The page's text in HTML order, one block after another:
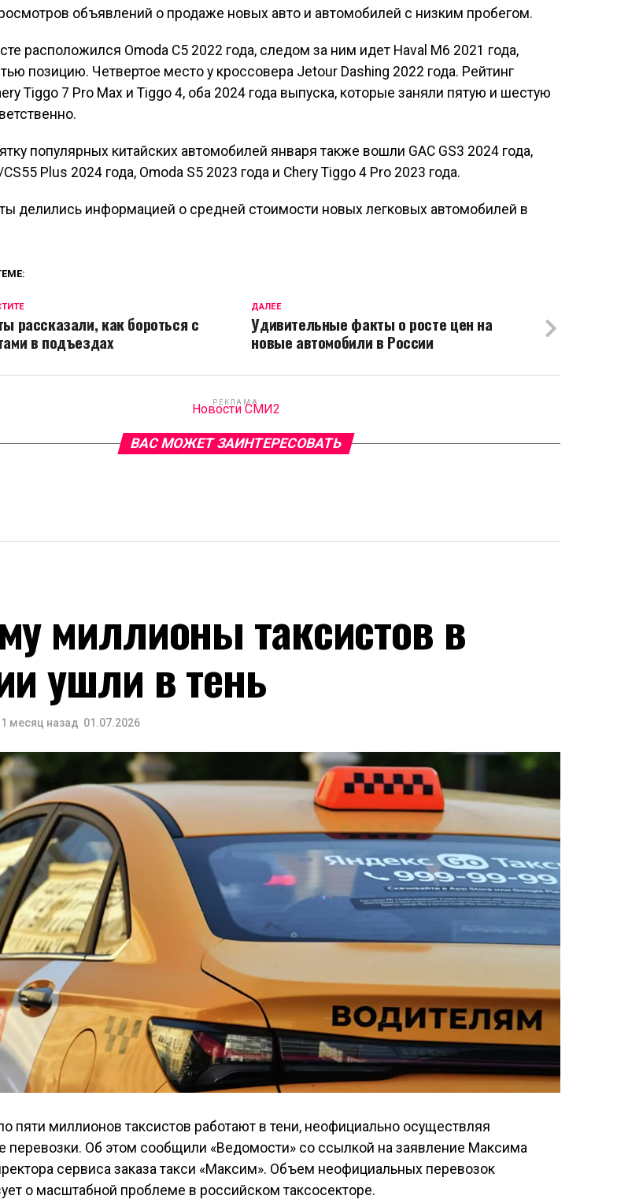
объявлений о продаже новых авто и автомобилей с низким пробегом.
расположился Omoda C5 2022 года, следом за ним идет Haval M6 2021 года,
позицию. Четвертое место у кроссовера Jetour Dashing 2022 года. Рейтинг
Tiggo 7 Pro Max и Tiggo 4, оба 2024 года выпуска, которые заняли пятую и шестую
популярных китайских автомобилей января также вошли GAC GS3 2024 года,
CS55 Plus 2024 года, Omoda S5 2023 года и Chery Tiggo 4 Pro 2023 года.
делились информацией о средней стоимости новых легковых автомобилей в
ДАЛЕЕ
Удивительные факты о росте цен на
новые автомобили в России
рассказали, как бороться с
в подъездах
РЕКЛАМА
Новости СМИ2
ВАС МОЖЕТ ЗАИНТЕРЕСОВАТЬ
миллионы таксистов в
ушли в тень
1 месяц назад 01.07.2026
пяти миллионов таксистов работают в тени, неофициально осуществляя
перевозки. Об этом сообщили «Ведомости» со ссылкой на заявление Максима
сервиса заказа такси «Максим». Объем неофициальных перевозок
о масштабной проблеме в российском таксосекторе.